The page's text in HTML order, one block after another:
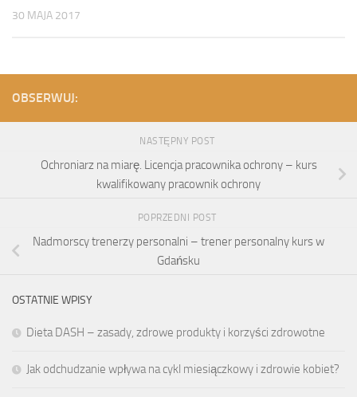
30 MAJA 2017
OBSERWUJ:
NASTĘPNY POST
Ochroniarz na miarę. Licencja pracownika ochrony – kurs
kwalifikowany pracownik ochrony
POPRZEDNI POST
Nadmorscy trenerzy personalni – trener personalny kurs w
Gdańsku
OSTATNIE WPISY
Dieta DASH – zasady, zdrowe produkty i korzyści zdrowotne
Jak odchudzanie wpływa na cykl miesiączkowy i zdrowie kobiet?